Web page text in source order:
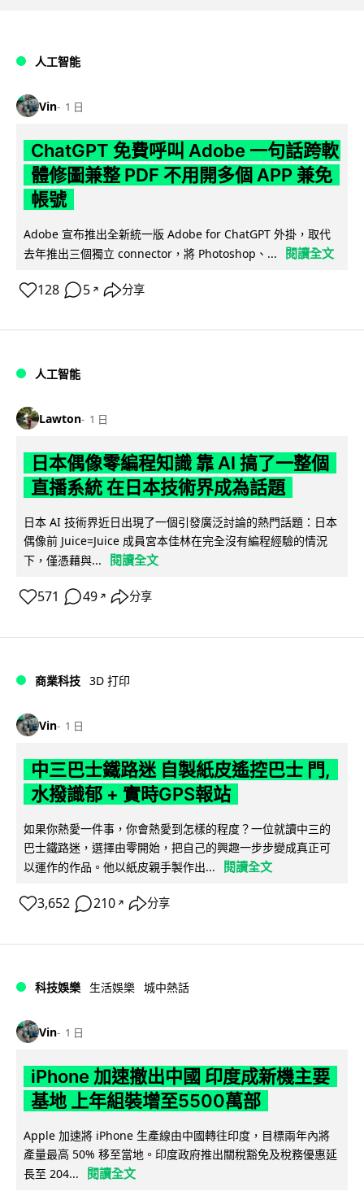
人工智能
Vin 1 日
ChatGPT 免費呼叫 Adobe 一句話跨軟
體修圖兼整 PDF 不用開多個 APP 兼免
帳號
Adobe 宣布推出全新統一版 Adobe for ChatGPT 外掛，取代
去年推出三個獨立 connector，將 Photoshop、...
閱讀全文
128 5 ↗ 分享
人工智能
Lawton 1 日
日本偶像零編程知識 靠 AI 搞了一整個
直播系統 在日本技術界成為話題
日本 AI 技術界近日出現了一個引發廣泛討論的熱門話題：日本
偶像前 Juice=Juice 成員宮本佳林在完全沒有編程經驗的情況
下，僅憑藉與...
閱讀全文
571 49 ↗ 分享
商業科技 3D 打印
Vin 1 日
中三巴士鐵路迷 自製紙皮遙控巴士 門,
水撥識郁 + 實時GPS報站
如果你熱愛一件事，你會熱愛到怎樣的程度？一位就讀中三的
巴士鐵路迷，選擇由零開始，把自己的興趣一步步變成真正可
以運作的作品。他以紙皮親手製作出...
閱讀全文
3,652 210 ↗ 分享
科技娛樂 生活娛樂 城中熱話
Vin 1 日
iPhone 加速撤出中國 印度成新機主要
基地 上年組裝增至5500萬部
Apple 加速將 iPhone 生產線由中國轉往印度，目標兩年內將
產量最高 50% 移至當地。印度政府推出關稅豁免及稅務優惠延
長至 204...
閱讀全文